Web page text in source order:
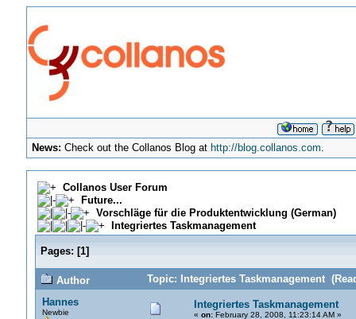
News: Check out the Collanos Blog at http://blog.collanos.com.
Collanos User Forum
Future...
Vorschläge für die Produktentwicklung (German)
Integriertes Taskmanagement
Pages: [1]
Author
Topic: Integriertes Taskmanagement
Hannes
Newbie
Integriertes Taskmanagement
« on:February 28, 2008, 11:23:14 AM »